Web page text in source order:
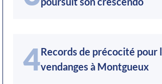
4Records de précocité pour
vendanges à Montgueux